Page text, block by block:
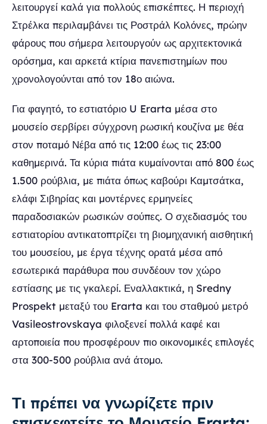
λειτουργεί καλά για πολλούς επισκέπτες. Η περιοχή
Στρέλκα περιλαμβάνει τις Ροστράλ Κολόνες, πρώην
φάρους που σήμερα λειτουργούν ως αρχιτεκτονικά
ορόσημα, και αρκετά κτίρια πανεπιστημίων που
χρονολογούνται από τον 18ο αιώνα.
Για φαγητό, το εστιατόριο U Erarta μέσα στο
μουσείο σερβίρει σύγχρονη ρωσική κουζίνα με θέα
στον ποταμό Νέβα από τις 12:00 έως τις 23:00
καθημερινά. Τα κύρια πιάτα κυμαίνονται από 800 έως
1.500 ρούβλια, με πιάτα όπως καβούρι Καμτσάτκα,
ελάφι Σιβηρίας και μοντέρνες ερμηνείες
παραδοσιακών ρωσικών σούπες. Ο σχεδιασμός του
εστιατορίου αντικατοπτρίζει τη βιομηχανική αισθητική
του μουσείου, με έργα τέχνης ορατά μέσα από
εσωτερικά παράθυρα που συνδέουν τον χώρο
εστίασης με τις γκαλερί. Εναλλακτικά, η Sredny
Prospekt μεταξύ του Erarta και του σταθμού μετρό
Vasileostrovskaya φιλοξενεί πολλά καφέ και
αρτοποιεία που προσφέρουν πιο οικονομικές επιλογές
στα 300-500 ρούβλια ανά άτομο.
Τι πρέπει να γνωρίζετε πριν